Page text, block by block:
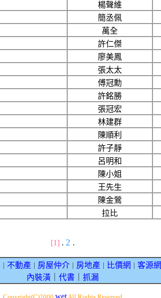
楊聲維
簡丞佩
萬全
許仁傑
廖美鳳
張太太
傅冠勳
許銘勝
張冠宏
林建群
陳順利
許子靜
呂明和
陳小姐
王先生
陳金鶯
拉比
[1] . 2 .
不動產｜ 房屋仲介｜ 房地產｜ 比價網 客源網
內裝潢
代書 抓漏
wet